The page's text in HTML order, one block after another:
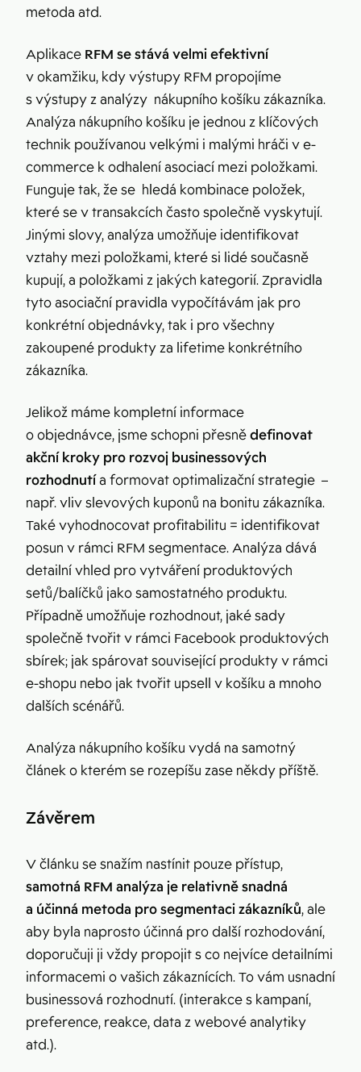
metoda atd.
Aplikace RFM se stává velmi efektivní
v okamžiku, kdy výstupy RFM propojíme
s výstupy z analýzy nákupního košíku zákazníka.
Analýza nákupního košíku je jednou z klíčových
technik používanou velkými i malými hráči v e-
commerce k odhalení asociací mezi položkami.
Funguje tak, že se hledá kombinace položek,
které se v transakcích často společně vyskytují.
Jinými slovy, analýza umožňuje identifikovat
vztahy mezi položkami, které si lidé současně
kupují, a položkami z jakých kategorií. Zpravidla
tyto asociační pravidla vypočítávám jak pro
konkrétní objednávky, tak i pro všechny
zakoupené produkty za lifetime konkrétního
zákazníka.
Jelikož máme kompletní informace
o objednávce, jsme schopni přesnědefinovat
akční kroky pro rozvoj businessových
rozhodnutía formovat optimalizační strategie –
např. vliv slevových kuponů na bonitu zákazníka.
Také vyhodnocovat profitabilitu = identifikovat
posun v rámci RFM segmentace. Analýza dává
detailní vhled pro vytváření produktových
setů/balíčků jako samostatného produktu.
Případně umožňuje rozhodnout, jaké sady
společně tvořit v rámci Facebook produktových
sbírek; jak spárovat související produkty v rámci
e-shopu nebo jak tvořit upsell v košíku a mnoho
dalších scénářů.
Analýza nákupního košíku vydá na samotný
článek o kterém se rozepíšu zase někdy příště.
Závěrem
V článku se snažím nastínit pouze přístup,
samotná RFM analýza je relativně snadná
a účinná metoda pro segmentaci zákazníků, ale
aby byla naprosto účinná pro další rozhodování,
doporučuji ji vždy propojit s co nejvíce detailními
informacemi o vašich zákaznících. To vám usnadní
businessová rozhodnutí. (interakce s kampaní,
preference, reakce, data z webové analytiky
atd.).